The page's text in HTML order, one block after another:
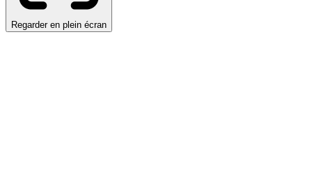
Regarder en plein écran